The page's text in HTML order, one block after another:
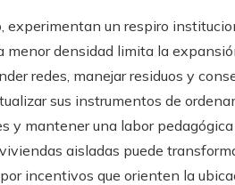
experimentan un respiro
menor densidad limita la
redes, manejar residuos y
sus instrumentos de
y mantener una labor
aisladas puede
incentivos que orienten la